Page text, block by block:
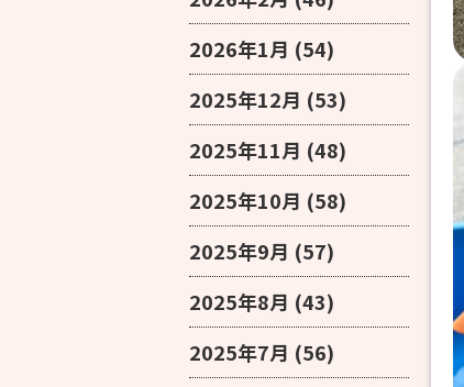
2026年1月 (54)
2025年12月 (53)
2025年11月 (48)
2025年10月 (58)
2025年9月 (57)
2025年8月 (43)
2025年7月 (56)